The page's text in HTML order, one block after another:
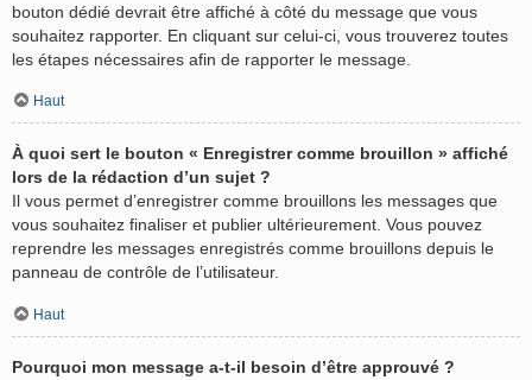
bouton dédié devrait être affiché à côté du message que vous
souhaitez rapporter. En cliquant sur celui-ci, vous trouverez toutes
les étapes nécessaires afin de rapporter le message.
Haut
À quoi sert le bouton « Enregistrer comme brouillon » affiché
lors de la rédaction d’un sujet ?
Il vous permet d’enregistrer comme brouillons les messages que
vous souhaitez finaliser et publier ultérieurement. Vous pouvez
reprendre les messages enregistrés comme brouillons depuis le
panneau de contrôle de l’utilisateur.
Haut
Pourquoi mon message a-t-il besoin d’être approuvé ?